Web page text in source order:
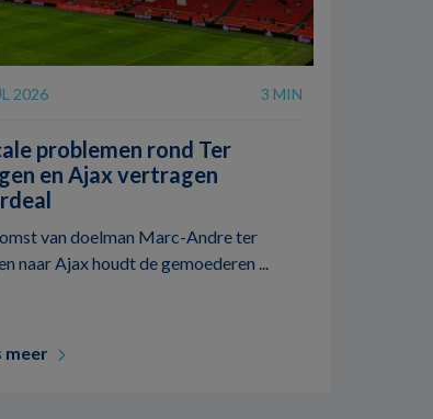
2026 3 MIN
problemen rond Ter
en Ajax vertragen
van doelman Marc-Andre ter
naar Ajax houdt de gemoederen ...
meer